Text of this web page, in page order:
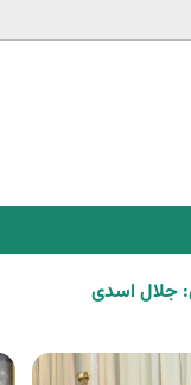
جلال اسدی